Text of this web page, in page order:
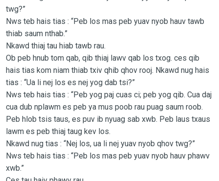
twg?”
Nws teb hais tias : “Peb los mas peb yuav nyob hauv tawb
thiab saum nthab.”
Nkawd thiaj tau hiab tawb rau.
Ob peb hnub tom qab, qib thiaj lawv qab los txog. ces qib
hais tias kom niam thiab txiv qhib qhov rooj. Nkawd nug hais
tias : “Ua li nej los es nej yog dab tsi?”
Nws teb hais tias : “Peb yog paj cuas ci; peb yog qib. Cua daj
cua dub nplawm es peb ya mus poob rau puag saum roob.
Peb hlob tsis taus, es puv ib nyuag sab xwb. Peb laus txaus
lawm es peb thiaj taug kev los.
Nkawd nug tias : “Nej los, ua li nej yuav nyob qhov twg?”
Nws teb hais tias : “Peb los mas peb yuav nyob hauv phawv
xwb.”